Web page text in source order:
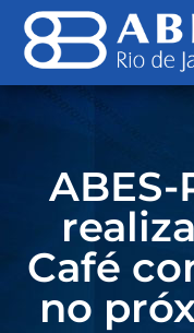
ABES-
Café
no